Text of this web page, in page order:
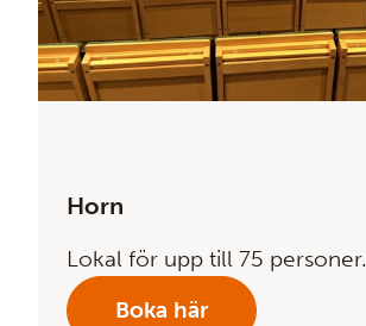
Horn
Lokal för upp till 75 personer.
Boka här